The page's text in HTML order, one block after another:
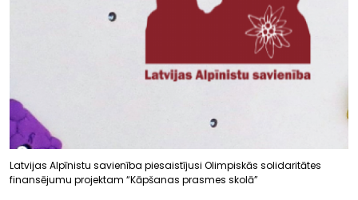
Latvijas Alpīnistu savienība piesaistījusi Olimpiskās solidaritātes
finansējumu projektam “Kāpšanas prasmes skolā”